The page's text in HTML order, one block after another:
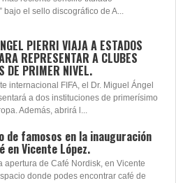
bajo el sello discográfico de A...
PIERRI VIAJA A ESTADOS
REPRESENTAR A CLUBES
DE PRIMER NIVEL.
internacional FIFA, el Dr. Miguel Ángel
a dos instituciones de primerísimo
Además, abrirá l...
de famosos en la inauguración
en Vicente López.
apertura de Café Nordisk, en Vicente
donde podes encontrar café de